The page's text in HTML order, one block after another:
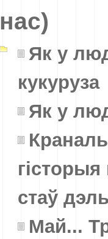
нас)
Як у
кукуруза
Як у
стаў
Май...